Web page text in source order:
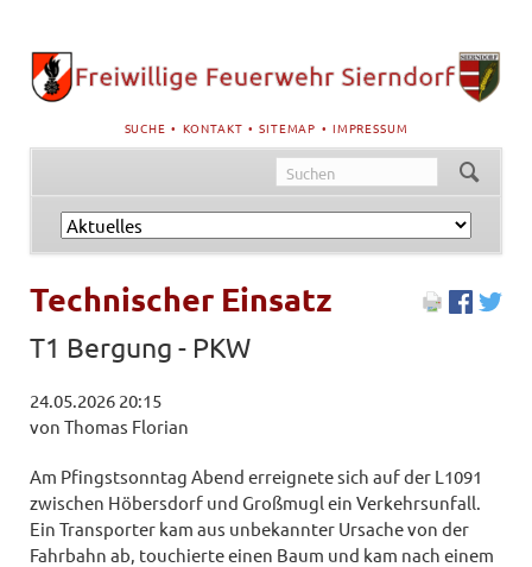
NAVIGATION
ÜBERSPRINGEN
SUCHE KONTAKT SITEMAP IMPRESSUM
Navigation
Technischer Einsatz
T1 Bergung - PKW
24.05.2026 20:15
von Thomas Florian
Am Pfingstsonntag Abend erreignete sich auf der L1091
zwischen Höbersdorf und Großmugl ein Verkehrsunfall.
Ein Transporter kam aus unbekannter Ursache von der
Fahrbahn ab, touchierte einen Baum und kam nach einem